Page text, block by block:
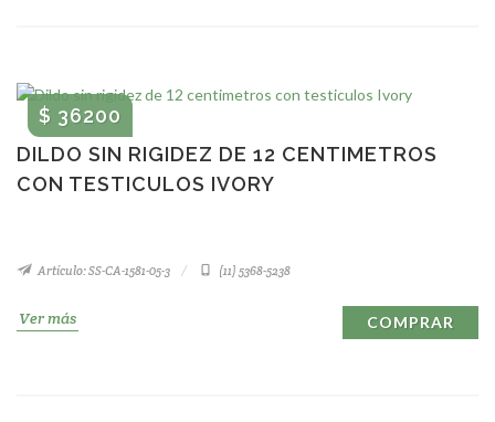
DILDO SIN RIGIDEZ DE 12 CENTIMETROS
CON TESTICULOS IVORY
$ 36200
Artículo: SS-CA-1581-05-3 (11) 5368-5238
Ver más COMPRAR